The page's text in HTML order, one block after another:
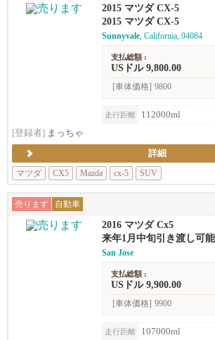
2015 マツダ CX-5
2015 マツダ CX-5
Sunnyvale, California, 94084
支払総額 :
USドル 9,800.00
[車体価格] 9800
走行距離
112000ml
[登録者] まっちゃ
詳細
マツダ
CX5 Mazda cx-5 SUV
売ります 自動車
2016 マツダ Cx5
来年1月中旬引き渡し可
San Jose
支払総額 :
USドル 9,900.00
[車体価格] 9900
走行距離
107000ml